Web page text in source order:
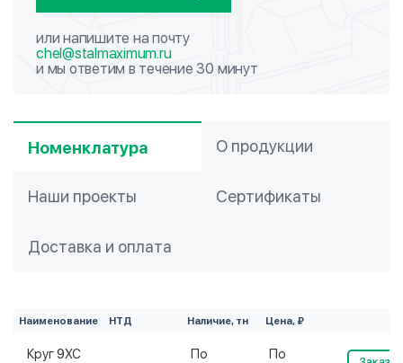
или напишите на почту
chel@stalmaximum.ru
и мы ответим в течение 30 минут
Номенклатура О продукции
Наши проекты Сертификаты
Доставка и оплата
Наименование НТД Наличие, тн Цена, ₽
Круг 9ХС
По
По